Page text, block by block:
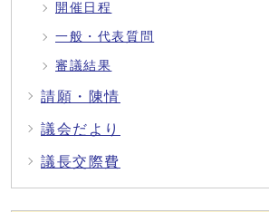
開催日程
一般・代表質問
審議結果
請願・陳情
議会だより
議長交際費